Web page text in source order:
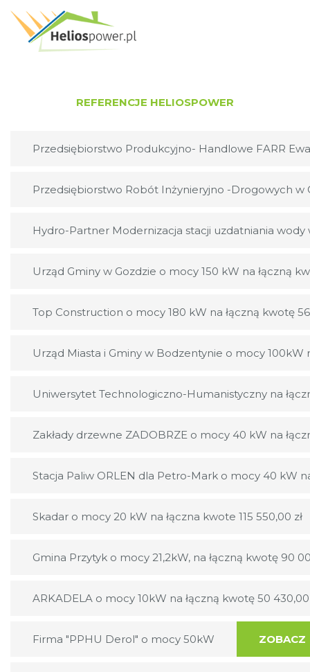
REFERENCJE HELIOSPOWER
Przedsiębiorstwo Produkcyjno- Handlowe FARR
Przedsiębiorstwo Robót Inżynieryjno -Drogowych w
Hydro-Partner Modernizacja stacji uzdatniania wody
Urząd Gminy w Gozdzie o mocy 150 kW na łączną
Top Construction o mocy 180 kW na łączną kwotę
Urząd Miasta i Gminy w Bodzentynie o mocy 100kW
Uniwersytet Technologiczno-Humanistyczny na
Zakłady drzewne ZADOBRZE o mocy 40 kW na
Stacja Paliw ORLEN dla Petro-Mark o mocy 40 kW
Skadar o mocy 20 kW na łączna kwote 115 550,00 zł
Gmina Przytyk o mocy 21,2kW, na łączną kwotę 90
ARKADELA o mocy 10kW na łączną kwotę 50 430,00
Firma "PPHU Derol" o mocy 50kW ZOBACZ